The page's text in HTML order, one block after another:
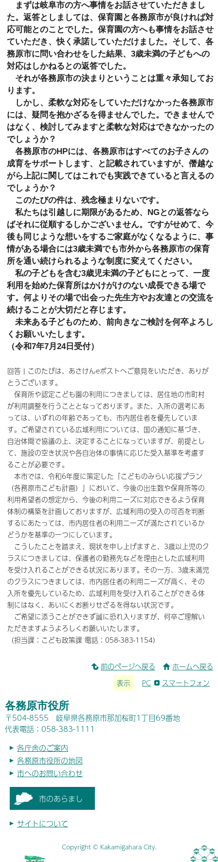
まずは岐阜市の方へ事情をお話させていただきまし
た。返答としましては、保育園と各務原市が良ければ対
応可能とのことでした。保育園の方へも事情をお話させ
ていただき、快く承諾していただけました。そして、各
務原市に問い合わせをした結果、3歳未満の子どもへの
対応はしかねるとの返答でした。
それが各務原市の決まりということは重々承知してお
ります。
しかし、柔軟な対応をしていただけなかった各務原市
には、疑問を抱かざるを得ませんでした。できませんで
はなく、検討してみますと柔軟な対応はできなかったの
でしょうか？
各務原市のHPには、各務原市はすべてのお子さんの
成育をサポートします、と記載されていますが、僭越な
がら上記に関してはこれでも実践できていると言えるの
でしょうか？
このたびの件は、残念極まりないです。
私たちは引越しに期限があるため、NGとの返答なら
ばそれに従順するしかございません。ですがせめて、今
後も同じような想いをするご家庭がなくなるように、事
情がある場合には3歳未満でも市外から各務原市の保育
所を通い続けられるような制度に変えてください。
私の子どもを含む3歳児未満の子どもにとって、一度
利用を始めた保育所はかけがけのない成長できる場で
す。何よりその場で出会った先生方やお友達との交流を
続けることが大切だと存じます。
未来ある子どものため、前向きなご検討を何卒よろし
くお願いいたします。
（令和7年7月24日受付）
回答 | このたびは、あさけんeポストへご意見をいただき、ありが
とうございます。
保育所や認定こども園の利用につきましては、居住地の市町村
が利用調整を行うこととなっております。また、入所の選考にあ
っては、いずれの年齢であっても、市内居住者を優先していま
す。ご希望されている広域利用については、国の通知に基づき、
自治体間で協議の上、決定することになっていますが、前提とし
て、施設の空き状況や各自治体の事情に応じた受入基準を考慮す
ることが必要です。
本市では、令和6年度に策定した「こどものみらい応援プラン
（各務原市こども計画）」において、今後の出生数や保育所等の
利用希望者の想定から、今後の利用ニーズに対応できるよう保育
体制の構築を計画しておりますが、広域利用の受入の可否を判断
するにあたっては、市内居住者の利用ニーズが満たされているか
どうかを基準の一つにしています。
こうしたことを踏まえ、現状を申し上げますと、3歳以上児のク
ラスにつきましては、保護者の勤務先などを理由とした広域利用
を受け入れることができる状況にあります。その一方、3歳未満児
のクラスにつきましては、市内居住者の利用ニーズが高く、その
入所を優先しているため、広域利用を受け入れることができる体
制にはなく、あいにくお断りせざるを得ない状況です。
ご希望に添うことができず誠に恐れ入りますが、何卒ご理解い
ただきますようよろしくお願いいたします。
（担当課：こども政策課 電話：058-383-1154）
前のページへ戻る ホームへ戻る
表示 PC スマートフォン
各務原市役所
〒504-8555 岐阜県各務原市那加桜町1丁目69番地
代表電話：058-383-1111
各庁舎のご案内
各務原市役所の地図
市へのお問い合わせ
市のあらまし
サイトについて
Copyright © Kakamigahara City.